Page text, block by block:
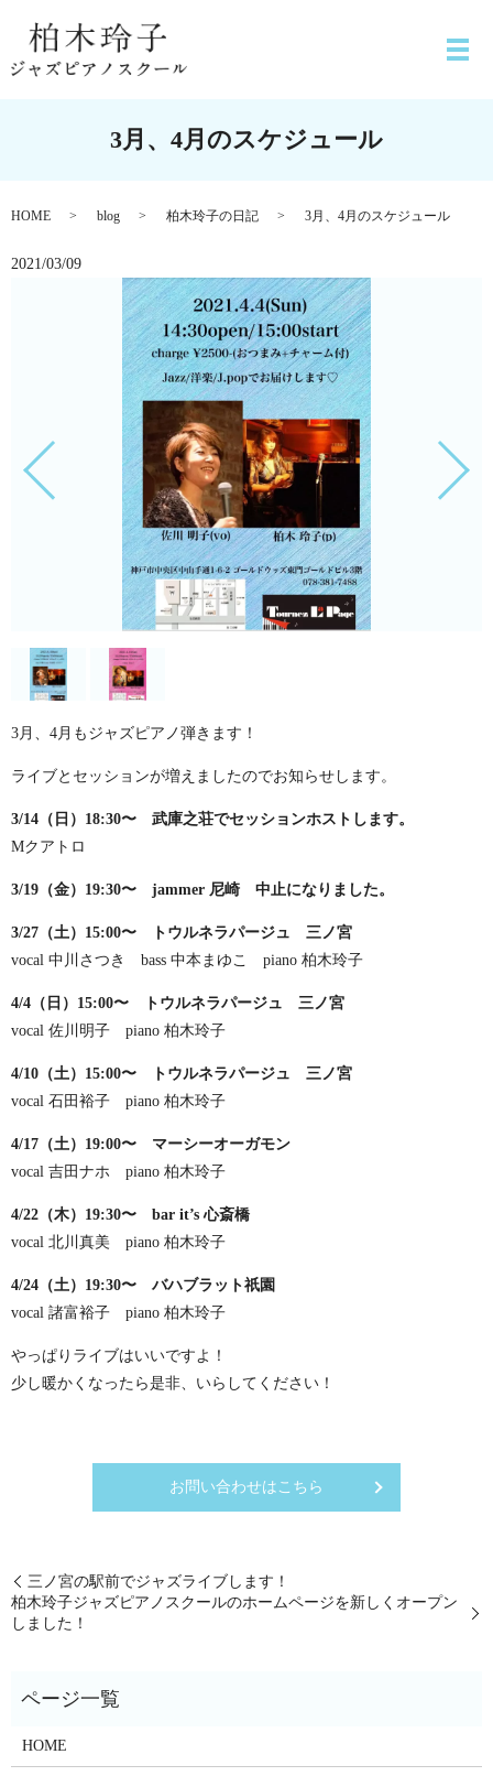
3月、4月のスケジュール
HOME blog 柏木玲子の日記 3月、4月のスケジュール
2021/03/09
3月、4月もジャズピアノ弾きます！
ライブとセッションが増えましたのでお知らせします。
3/14（日）18:30〜 武庫之荘でセッションホストします。
Mクアトロ
3/19（金）19:30〜 jammer 尼崎 中止になりました。
3/27（土）15:00〜 トウルネラパージュ 三ノ宮
vocal 中川さつき bass 中本まゆこ piano 柏木玲子
4/4（日）15:00〜 トウルネラパージュ 三ノ宮
vocal 佐川明子 piano 柏木玲子
4/10（土）15:00〜 トウルネラパージュ 三ノ宮
vocal 石田裕子 piano 柏木玲子
4/17（土）19:00〜 マーシーオーガモン
vocal 吉田ナホ piano 柏木玲子
4/22（木）19:30〜 bar it’s 心斎橋
vocal 北川真美 piano 柏木玲子
4/24（土）19:30〜 バハブラット祇園
vocal 諸富裕子 piano 柏木玲子
やっぱりライブはいいですよ！
少し暖かくなったら是非、いらしてください！
お問い合わせはこちら
三ノ宮の駅前でジャズライブします！
柏木玲子ジャズピアノスクールのホームページを新しくオープン
しました！
HOME